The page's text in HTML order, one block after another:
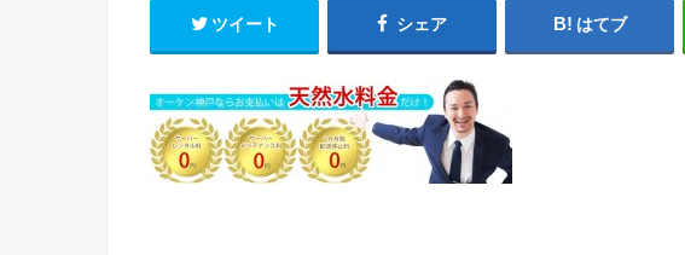
ツイート シェア はてブ